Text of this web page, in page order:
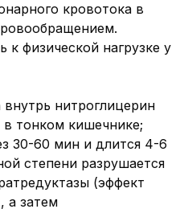
кровотока в
физической нагрузке у
нитроглицерин
в тонком кишечнике;
30-60 мин и длится 4-6
степени разрушается
(эффект
а затем